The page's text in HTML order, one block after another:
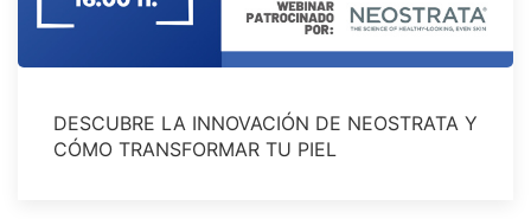
DESCUBRE LA INNOVACIÓN DE NEOSTRATA Y
CÓMO TRANSFORMAR TU PIEL